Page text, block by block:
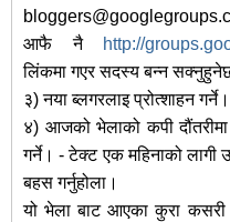
आफै नै
http://
लिंकमा गएर सदस्य बन्न
३) नया ब्लगरलाइ प्रोत्शाहन गर्ने।
४) आजको भेलाको कपी
गर्ने। - टेक्ट एक महिनाको
बहस गर्नुहोला।
यो भेला बाट आएका कुरा